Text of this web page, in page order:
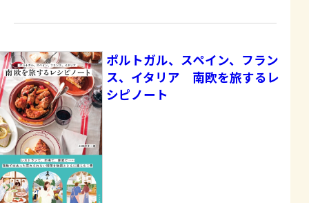
ポルトガル、スペイン、フラン
ス、イタリア 南欧を旅するレ
シピノート